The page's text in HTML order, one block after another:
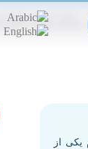
حال حاضر خالی
یکی از